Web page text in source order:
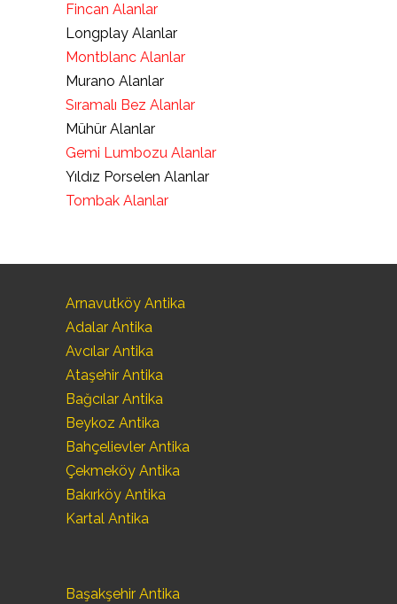
Fincan Alanlar
Longplay Alanlar
Montblanc Alanlar
Murano Alanlar
Sıramalı Bez Alanlar
Mühür Alanlar
Gemi Lumbozu Alanlar
Yıldız Porselen Alanlar
Tombak Alanlar
Arnavutköy Antika
Adalar Antika
Avcılar Antika
Ataşehir Antika
Bağcılar Antika
Beykoz Antika
Bahçelievler Antika
Çekmeköy Antika
Bakırköy Antika
Kartal Antika
Başakşehir Antika